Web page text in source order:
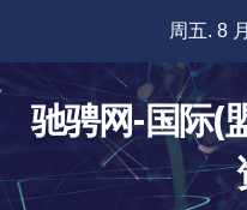
内
周五. 8
驰骋网-国际(